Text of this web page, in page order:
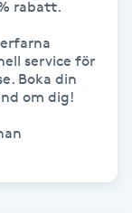
rabatt.
service för
Boka din
om dig!